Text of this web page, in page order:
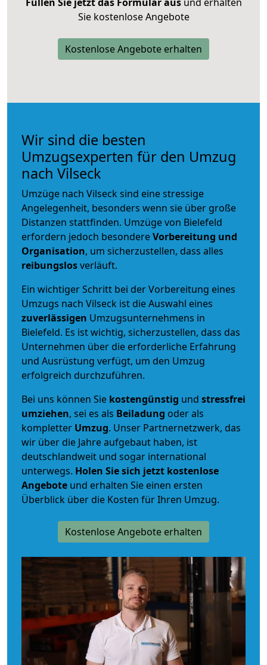
Sie kostenlose Angebote
Kostenlose Angebote erhalten
Wir sind die besten
Umzugsexperten für den Umzug
nach Vilseck
Umzüge nach Vilseck sind eine stressige
Angelegenheit, besonders wenn sie über große
Distanzen stattfinden. Umzüge von Bielefeld
erfordern jedoch besondereVorbereitung und
Organisation, um sicherzustellen, dass alles
reibungslosverläuft.
Ein wichtiger Schritt bei der Vorbereitung eines
Umzugs nach Vilseck ist die Auswahl eines
zuverlässigen Umzugsunternehmens in
Bielefeld. Es ist wichtig, sicherzustellen, dass das
Unternehmen über die erforderliche Erfahrung
und Ausrüstung verfügt, um den Umzug
erfolgreich durchzuführen.
Bei uns können Sie kostengünstig und stressfrei
umziehen, sei es als Beiladung oder als
kompletter Umzug. Unser Partnernetzwerk, das
wir über die Jahre aufgebaut haben, ist
deutschlandweit und sogar international
unterwegs. Holen Sie sich jetzt kostenlose
Angebote und erhalten Sie einen ersten
Überblick über die Kosten für Ihren Umzug.
Kostenlose Angebote erhalten